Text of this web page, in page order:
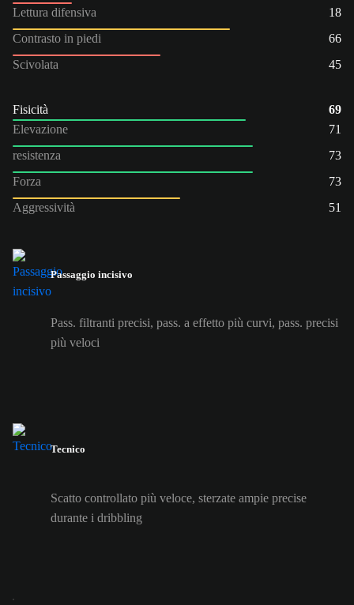
Lettura difensiva
18
Contrasto in piedi
66
Scivolata
45
Fisicità
69
Elevazione
71
resistenza
73
Forza
73
Aggressività
51
Passaggio incisivo
Pass. filtranti precisi, pass. a effetto più curvi, pass. precisi
più veloci
Tecnico
Scatto controllato più veloce, sterzate ampie precise
durante i dribbling